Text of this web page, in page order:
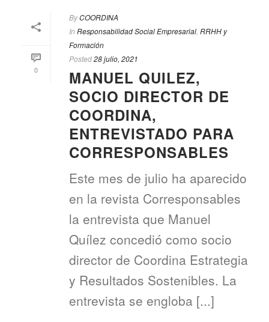
0
ByCOORDINA
In Responsabilidad Social Empresarial RRHH y
Formación
Posted28 julio, 2021
MANUEL QUILEZ,
SOCIO DIRECTOR DE
COORDINA,
ENTREVISTADO PARA
CORRESPONSABLES
Este mes de julio ha aparecido
en la revista Corresponsables
la entrevista que Manuel
Quílez concedió como socio
director de Coordina Estrategia
y Resultados Sostenibles. La
entrevista se engloba [...]